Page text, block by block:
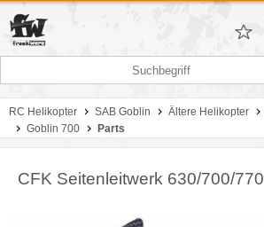
RC Helikopter SAB Goblin Ältere Helikopter
Goblin 700
Parts
CFK Seitenleitwerk 630/700/770